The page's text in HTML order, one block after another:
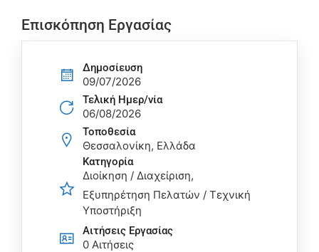
Επισκόπηση Εργασίας
Δημοσίευση
09/07/2026
Τελική Ημερ/νία
06/08/2026
Τοποθεσία
Θεσσαλονίκη, Ελλάδα
Κατηγορία
Διοίκηση / Διαχείριση
Εξυπηρέτηση Πελατών / Τεχνική
Υποστήριξη
Αιτήσεις Eργασίας
0 Αιτήσεις